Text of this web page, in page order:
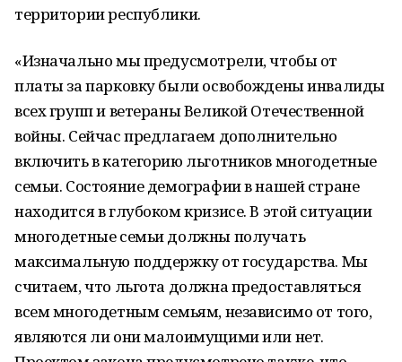
территории республики.
«Изначально мы предусмотрели, чтобы от
платы за парковку были освобождены инвалиды
всех групп и ветераны Великой Отечественной
войны. Сейчас предлагаем дополнительно
включить в категорию льготников многодетные
семьи. Состояние демографии в нашей стране
находится в глубоком кризисе. В этой ситуации
многодетные семьи должны получать
максимальную поддержку от государства. Мы
считаем, что льгота должна предоставляться
всем многодетным семьям, независимо от того,
являются ли они малоимущими или нет.